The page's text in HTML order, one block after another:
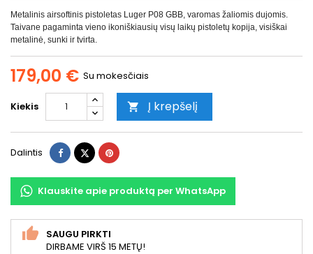
Metalinis airsoftinis pistoletas Luger P08 GBB, varomas žaliomis dujomis.
Taivane pagaminta vieno ikoniškiausių visų laikų pistoletų kopija, visiškai
metalinė, sunki ir tvirta.
179,00 € Su mokesčiais
Kiekis  Į krepšelį
Dalintis DalintisTwitterPinterest
Klauskite apie produktą per WhatsApp
SAUGU PIRKTI
DIRBAME VIRŠ 15 METŲ!